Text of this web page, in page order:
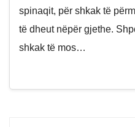
spinaqit, për shkak të
të dheut nëpër gjethe.
shkak të mos…